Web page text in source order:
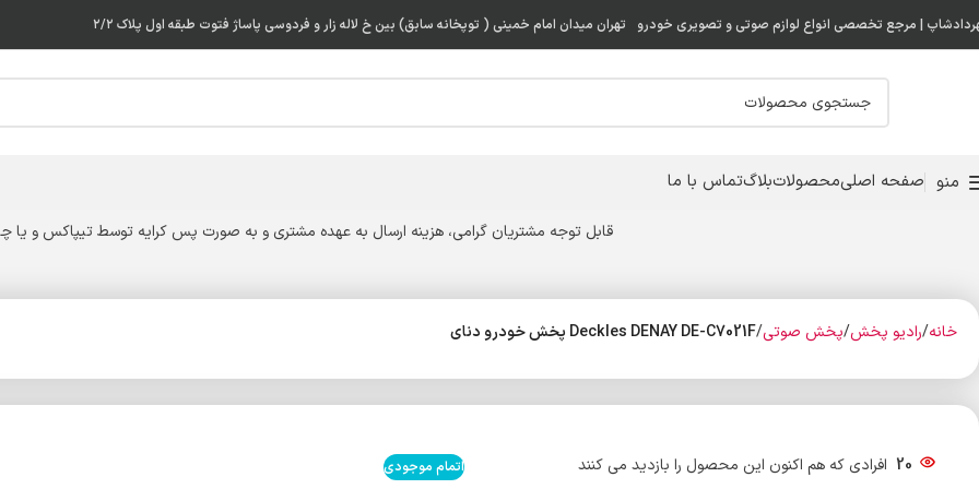
| مرجع تخصصی انواع لوازم صوتی و تصویری خودرو تهران میدان امام خمینی ( توپخانه سابق) بین خ لاله زار و فردوسی پاساژ فتوت طبقه اول پلاک ۲/۲
منو صفحه اصلیمحصولاتبلاگتماس با ما
قابل توجه مشتریان گرامی، هزینه ارسال به عهده مشتری و به صورت پس کرایه توسط تیپاکس و یا
خانه رادیو پخش پخش صوتی Deckles DENAY DE-C7021F پخش خودرو دنای
20 افرادی که هم اکنون این محصول را بازدید می کنند اتمام موجودی